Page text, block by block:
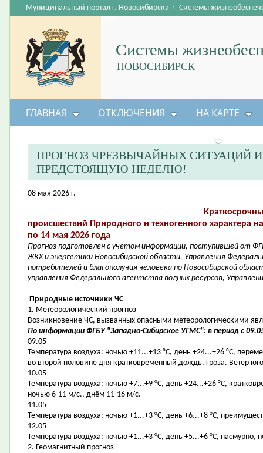
Системы
НОВОСИБИРСК
Муниципальный портал г. Новосибирска › Системы
ГЛАВНАЯ ОТКЛЮЧЕНИЯ НА КАРТЕ
ПРОГНОЗ ЧРЕЗВЫЧАЙНЫХ СИТУАЦИЙ
ПРЕДСТОЯЩУЮ НЕДЕЛЮ!
08 мая 2026 г.
происшествий Природного и техногенного характера
по 14 мая 2026 года
Прогноз подготовлен с учетом информации, поступившей от
ЖКХ и энергетики Новосибирской области, Управления
потребителей и благополучия человека по Новосибирской
управления Федерального агентства водных ресурсов,
Природные источники ЧС
1. Метеорологический прогноз
Возникновение ЧС, вызванных опасными метеорологическими
По информации ФГБУ "Западно-Сибирское УГМС": в период с
09.05
Температура воздуха: ночью +11...+13 °С, день +24...+26 °С,
во второй половине дня кратковременный дождь, гроза. Ветер
10.05
Температура воздуха: ночью +7...+9 °С, день +24...+26 °С,
ночью 6-11 м/с., днём 11-16 м/с.
11.05
Температура воздуха: ночью +1...+3 °С, день +6...+8 °С,
12.05
Температура воздуха: ночью +1...+3 °С, день +5...+6 °С,
2. Геомагнитный прогноз